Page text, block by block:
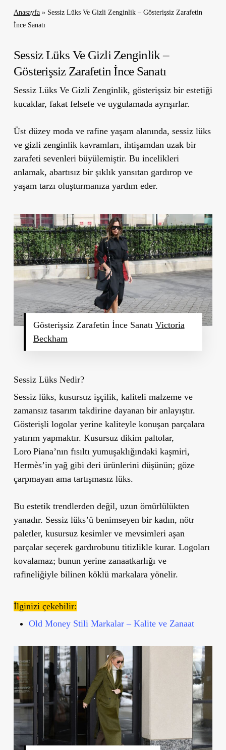
Anasayfa» Sessiz Lüks Ve Gizli Zenginlik – Gösterişsiz Zarafetin
İnce Sanatı
Sessiz Lüks Ve Gizli Zenginlik –
Gösterişsiz Zarafetin İnce Sanatı
Sessiz Lüks Ve Gizli Zenginlik, gösterişsiz bir estetiği
kucaklar, fakat felsefe ve uygulamada ayrışırlar.
Üst düzey moda ve rafine yaşam alanında, sessiz lüks
ve gizli zenginlikkavramları, ihtişamdan uzak bir
zarafeti sevenleri büyülemiştir. Bu incelikleri
anlamak, abartısız bir şıklık yansıtan gardırop ve
yaşam tarzı oluşturmanıza yardım eder.
Gösterişsiz Zarafetin İnce Sanatı Victoria
Beckham
Sessiz Lüks Nedir?
Sessiz lüks, kusursuz işçilik, kaliteli malzeme ve
zamansız tasarım takdirine dayanan bir anlayıştır.
Gösterişli logolar yerine kaliteyle konuşan parçalara
yatırım yapmaktır. Kusursuz dikim paltolar,
Loro Piana’nın fısıltı yumuşaklığındaki kaşmiri,
Hermès’in yağ gibi deri ürünlerini düşünün; göze
çarpmayan ama tartışmasız lüks.
Bu estetik trendlerden değil, uzun ömürlülükten
yanadır. Sessiz lüks’ü benimseyen bir kadın, nötr
paletler, kusursuz kesimler ve mevsimleri aşan
parçalar seçerek gardırobunu titizlikle kurar. Logoları
kovalamaz; bunun yerine zanaatkarlığı ve
rafineliğiyle bilinen köklü markalara yönelir.
İlginizi çekebilir:
Old Money Stili Markalar – Kalite ve Zanaat